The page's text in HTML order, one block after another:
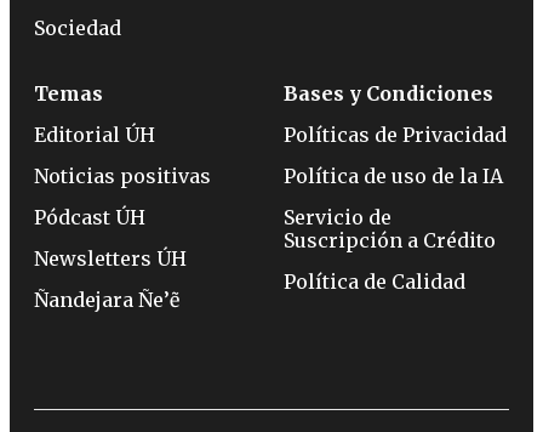
Sociedad
Temas
Editorial ÚH
Noticias positivas
Pódcast ÚH
Newsletters ÚH
Ñandejara Ñe’ẽ
Bases y Condiciones
Políticas de Privacidad
Política de uso de la IA
Servicio de
Suscripción a Crédito
Política de Calidad